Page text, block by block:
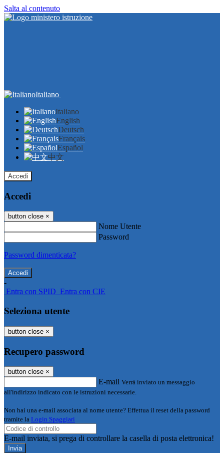
Salta al contenuto
Italiano
Italiano
English
Deutsch
Français
Español
中文
Accedi
Accedi
button close ×
Nome Utente
Password
Password dimenticata?
-
Entra con SPID Entra con CIE
Seleziona utente
button close ×
Recupero password
button close ×
E-mail Verrà inviato un messaggio
all'indirizzo indicato con le istruzioni necessarie.
Non hai una e-mail associata al nome utente? Effettua il reset della password
tramite la Login Spaggiari
E-mail inviata, si prega di controllare la casella di posta elettronica!